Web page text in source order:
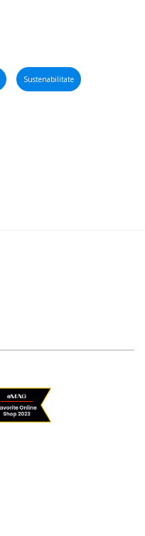
Sustenabilitate